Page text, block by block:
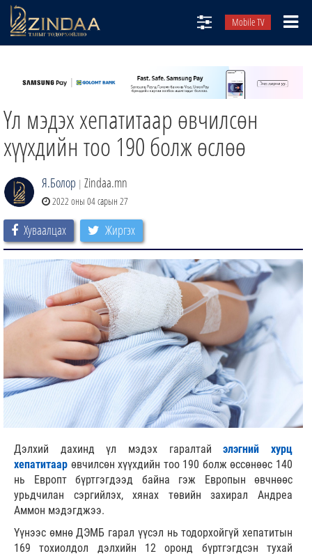
Mobile TV
ТВ8
ӨГЛӨӨНИЙ СОНИН
АУДИО ЗОХИОЛ
ЗИНДАА СЭТГҮҮЛ
Үл мэдэх хепатитаар өвчилсөн
хүүхдийн тоо 190 болж өслөө
Я.Болор | Zindaa.mn
2022 оны 04 сарын 27
Хуваалцах Жиргэх
Дэлхий дахинд үл мэдэх гаралтайэлэгний хурц
хепатитаар өвчилсөн хүүхдийн тоо 190 болж өссөнөөс 140
нь Европт бүртгэгдээд байна гэж Европын өвчнөөс
урьдчилан сэргийлэх, хянах төвийн захирал Андреа
Аммон мэдэгджээ.
Үүнээс өмнө ДЭМБ гарал үүсэл нь тодорхойгүй хепатитын
169 тохиолдол дэлхийн 12 оронд бүртгэгдсэн тухай